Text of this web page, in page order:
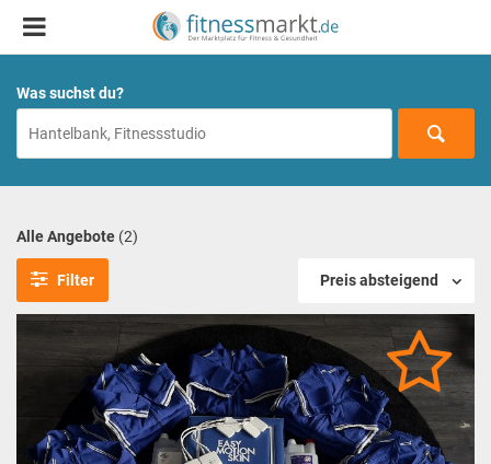
Was suchst du?
Alle Angebote (2)
Filter Preis absteigend